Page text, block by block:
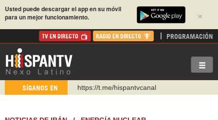
×
Usted puede descargar el app en su móvil
para un mejor funcionamiento.
TV EN DIRECTO RADIO EN DIRECTO PROGRAMACIÓN
SÍGANOS EN
https://t.me/hispantvcanal
WhatsApp y Viber: +98 921 79 29 404